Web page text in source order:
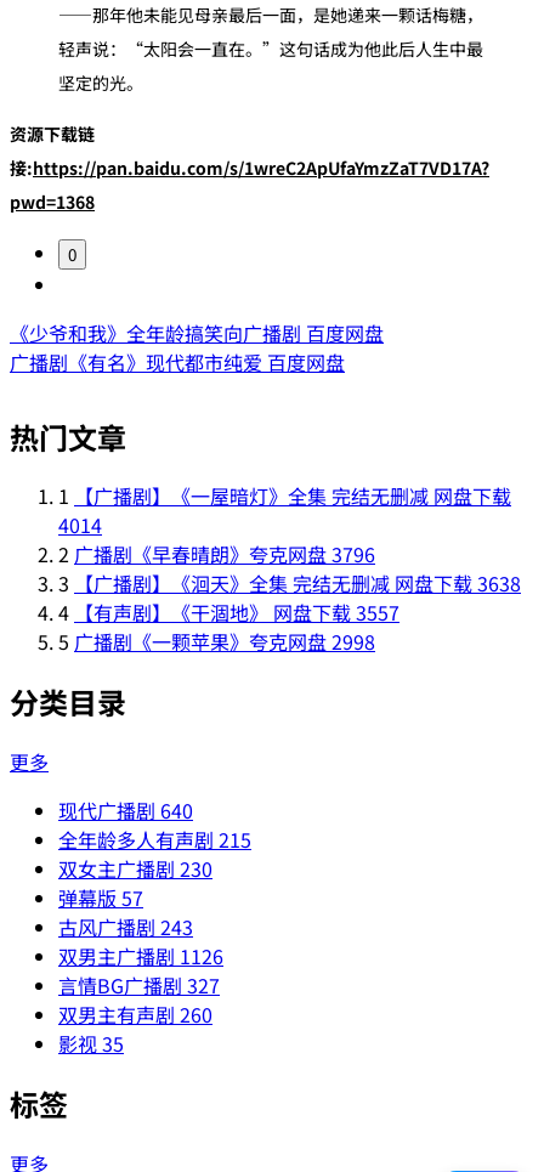
——那年他未能见母亲最后一面，是她递来一颗话梅糖，
轻声说：“太阳会一直在。”这句话成为他此后人生中最
坚定的光。
资源下载链
接:https://pan.baidu.com/s/1wreC2ApUfaYmzZaT7VD17A?
pwd=1368
0
《少爷和我》全年龄搞笑向广播剧 百度网盘
广播剧《有名》现代都市纯爱 百度网盘
热门文章
1
【广播剧】《一屋暗灯》全集 完结无删减 网盘下载
4014
2 广播剧《早春晴朗》夸克网盘3796
3
【广播剧】《洄天》全集 完结无删减 网盘下载3638
4 【有声剧】《干涸地》 网盘下载3557
5 广播剧《一颗苹果》夸克网盘2998
分类目录
更多
现代广播剧 640
全年龄多人有声剧 215
双女主广播剧 230
弹幕版 57
古风广播剧 243
双男主广播剧 1126
言情BG广播剧 327
双男主有声剧 260
影视35
标签
更多